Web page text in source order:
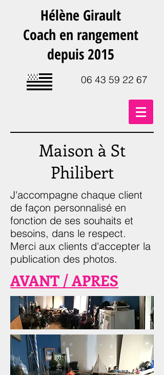
Hélène Girault
Coach en rangement
depuis 2015
06 43 59 22 67
Maison à St
Philibert
J'accompagne chaque client
de façon personnalisé en
fonction de ses souhaits et
besoins, dans le respect.
Merci aux clients d'accepter la
publication des photos.
AVANT / APRES